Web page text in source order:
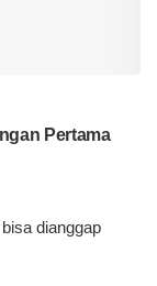
Pertama
dianggap